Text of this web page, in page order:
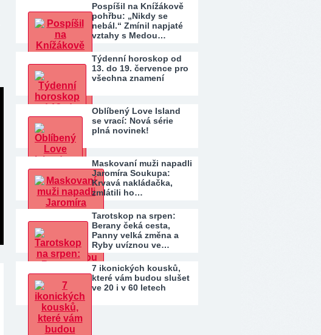
Pospíšil na Knížákově
pohřbu: „Nikdy se
nebál.“ Zmínil napjaté
vztahy s Medou…
Týdenní horoskop od
13. do 19. července pro
všechna znamení
Oblíbený Love Island
se vrací: Nová série
plná novinek!
Maskovaní muži napadli
Jaromíra Soukupa:
Krvavá nakládačka,
zmlátili ho…
Tarotskop na srpen:
Berany čeká cesta,
Panny velká změna a
Ryby uvíznou ve…
7 ikonických kousků,
které vám budou slušet
ve 20 i v 60 letech